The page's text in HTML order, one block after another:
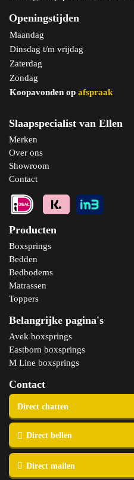
Openingstijden
Maandag
Dinsdag t/m vrijdag
Zaterdag
Zondag
Koopavonden op afspraak
Slaapspecialist van Ellen
Merken
Over ons
Showroom
Contact
Producten
Boxsprings
Bedden
Bedbodems
Matrassen
Toppers
Belangrijke pagina's
Avek boxsprings
Eastborn boxsprings
M Line boxsprings
Contact